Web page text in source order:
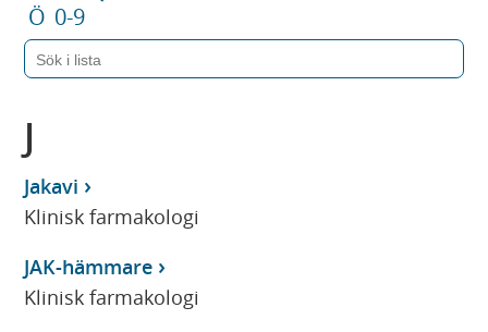
Ö 0-9
J
Jakavi
Klinisk farmakologi
JAK-hämmare
Klinisk farmakologi